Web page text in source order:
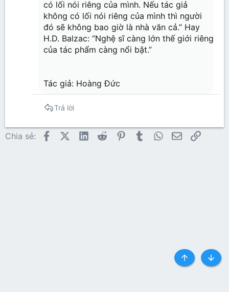
có lối nói riêng của mình. Nếu tác giả
không có lối nói riêng của mình thì người
đó sẽ không bao giờ là nhà văn cả.” Hay
H.D. Balzac: “Nghệ sĩ càng lớn thế giới riêng
của tác phẩm càng nổi bật.”
Tác giả: Hoàng Đức
Trả lời
Chia sẻ: FacebookX (Twitter)
LinkedInReddit Pinterest
TumblrWhatsApp
EmailLink
Top